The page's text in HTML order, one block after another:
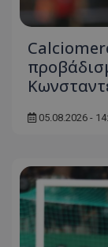
05.08.2026 -